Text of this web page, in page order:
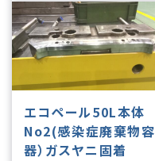
エコペール50L本体
No2(感染症廃棄物容
器）ガスヤニ固着